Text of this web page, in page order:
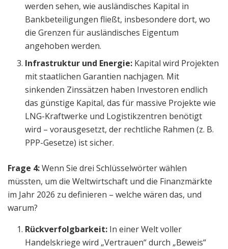
werden sehen, wie ausländisches Kapital in
Bankbeteiligungen fließt, insbesondere dort, wo
die Grenzen für ausländisches Eigentum
angehoben werden.
Infrastruktur und Energie: Kapital wird Projekten
mit staatlichen Garantien nachjagen. Mit
sinkenden Zinssätzen haben Investoren endlich
das günstige Kapital, das für massive Projekte wie
LNG-Kraftwerke und Logistikzentren benötigt
wird – vorausgesetzt, der rechtliche Rahmen (z. B.
PPP-Gesetze) ist sicher.
Frage 4:Wenn Sie drei Schlüsselwörter wählen
müssten, um die Weltwirtschaft und die Finanzmärkte
im Jahr 2026 zu definieren – welche wären das, und
warum?
Rückverfolgbarkeit: In einer Welt voller
Handelskriege wird „Vertrauen“ durch „Beweis“